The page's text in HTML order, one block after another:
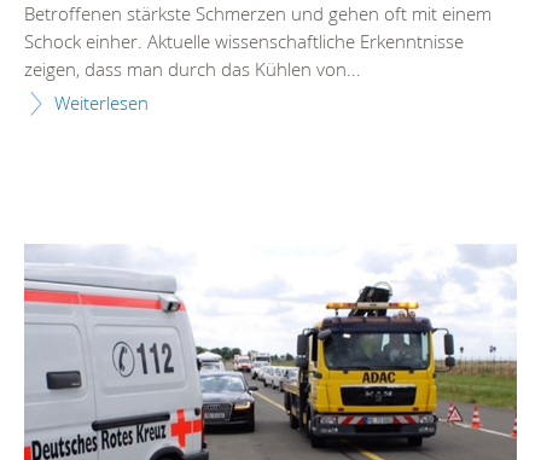
Betroffenen stärkste Schmerzen und gehen oft mit einem
Schock einher. Aktuelle wissenschaftliche Erkenntnisse
zeigen, dass man durch das Kühlen von...
Weiterlesen